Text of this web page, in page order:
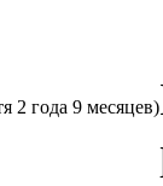
2 года 9 месяцев)